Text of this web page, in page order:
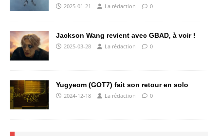
2025-01-21 La rédaction 0
Jackson Wang revient avec GBAD, à voir !
2025-03-28 La rédaction 0
Yugyeom (GOT7) fait son retour en solo
2024-12-18 La rédaction 0